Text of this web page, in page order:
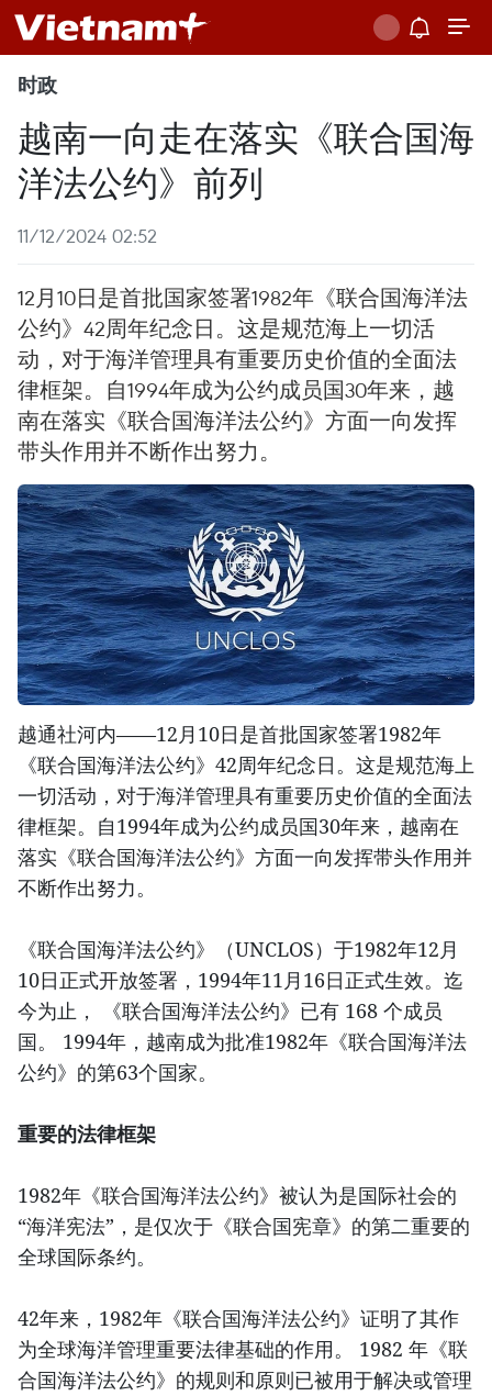
时政
越南一向走在落实《联合国海
洋法公约》前列
11/12/2024 02:52
12月10日是首批国家签署1982年《联合国海洋法
公约》42周年纪念日。这是规范海上一切活
动，对于海洋管理具有重要历史价值的全面法
律框架。自1994年成为公约成员国30年来，越
南在落实《联合国海洋法公约》方面一向发挥
带头作用并不断作出努力。
越通社河内——12月10日是首批国家签署1982年
《联合国海洋法公约》42周年纪念日。这是规范海上
一切活动，对于海洋管理具有重要历史价值的全面法
律框架。自1994年成为公约成员国30年来，越南在
落实《联合国海洋法公约》方面一向发挥带头作用并
不断作出努力。
《联合国海洋法公约》（UNCLOS）于1982年12月
10日正式开放签署，1994年11月16日正式生效。迄
今为止， 《联合国海洋法公约》已有 168 个成员
国。 1994年，越南成为批准1982年《联合国海洋法
公约》的第63个国家。
重要的法律框架
1982年《联合国海洋法公约》被认为是国际社会的
“海洋宪法”，是仅次于《联合国宪章》的第二重要的
全球国际条约。
42年来，1982年《联合国海洋法公约》证明了其作
为全球海洋管理重要法律基础的作用。 1982 年《联
合国海洋法公约》的规则和原则已被用于解决或管理